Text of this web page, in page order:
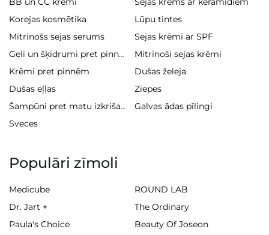
Korejas kosmētika
Lūpu tintes
Mitrinošs sejas serums
Sejas krēmi ar SPF
Geli un šķidrumi pret pinnēm
Mitrinoši sejas krēmi
Krēmi pret pinnēm
Dušas želeja
Dušas eļļas
Ziepes
Šampūni pret matu izkrišanu
Galvas ādas pīlingi
Sveces
Populāri zīmoli
Medicube
ROUND LAB
Dr. Jart +
The Ordinary
Paula's Choice
Beauty Of Joseon